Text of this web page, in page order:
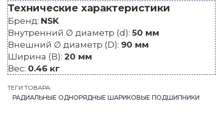
Технические характеристики
Бренд: NSK
Внутренний ∅ диаметр (d): 50 мм
Внешний ∅ диаметр (D): 90 мм
Ширина (B): 20 мм
Вес: 0.46 кг
ТЕГИ ТОВАРА:
РАДИАЛЬНЫЕ ОДНОРЯДНЫЕ ШАРИКОВЫЕ ПОДШИПНИКИ